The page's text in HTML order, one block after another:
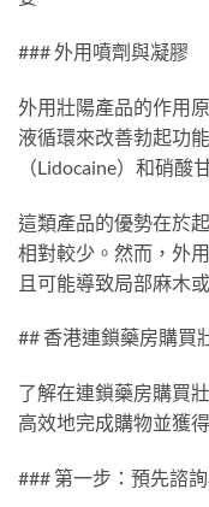
### 外用噴劑與凝膠
外用壯陽產品的作用
液循環來改善勃起功
（Lidocaine）和硝酸
這類產品的優勢在於
相對較少。然而，外
且可能導致局部麻木
## 香港連鎖藥房購買
了解在連鎖藥房購買
高效地完成購物並獲
### 第一步：預先諮